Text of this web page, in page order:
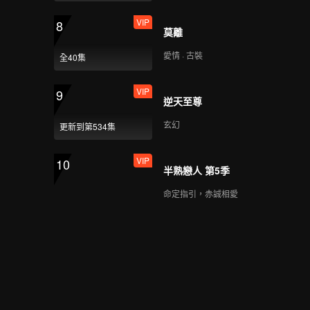
8
全40集
VIP
莫離
愛情 · 古裝
9
更新到第534集
VIP
逆天至尊
玄幻
10 VIP
半熟戀人 第5季
命定指引，赤誠相愛